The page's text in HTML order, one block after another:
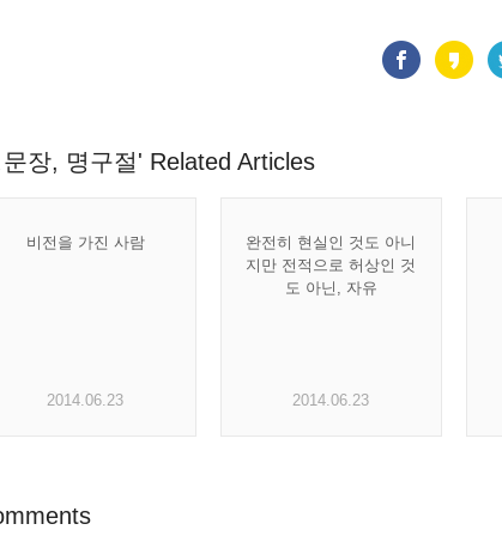
장, 명구절' Related Articles
비전을 가진 사람
2014.06.23
완전히 현실인 것도 아니
지만 전적으로 허상인 것
도 아닌, 자유
2014.06.23